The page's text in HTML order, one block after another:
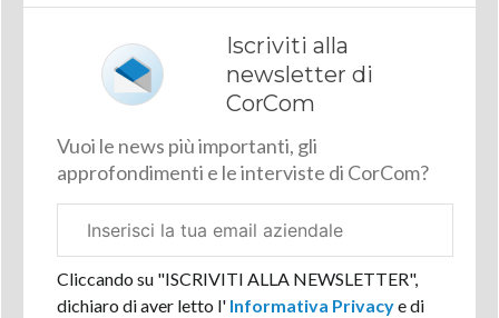
Iscriviti alla
newsletter di
CorCom
Vuoi le news più importanti, gli
approfondimenti e le interviste di CorCom?
aziendale
Cliccando su "ISCRIVITI ALLA NEWSLETTER",
dichiaro di aver letto l'Informativa Privacye di